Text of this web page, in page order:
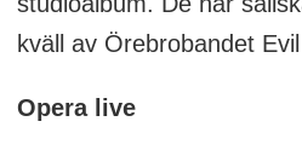
kväll av Örebrobandet
Opera live